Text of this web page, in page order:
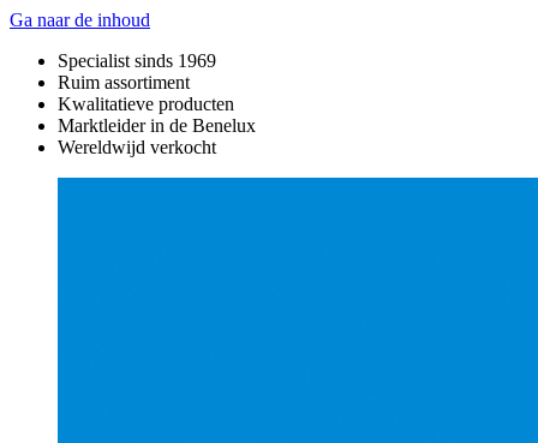
Ga naar de inhoud
Specialist sinds 1969
Ruim assortiment
Kwalitatieve producten
Marktleider in de Benelux
Wereldwijd verkocht